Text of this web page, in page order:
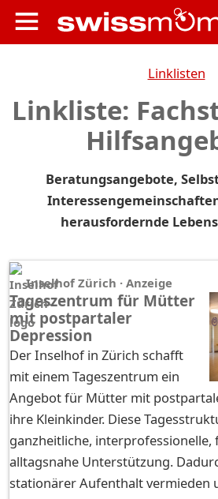
Linklisten
Linkliste:
Beratungsangebote,
herausfordernde
Inselhof Zürich · Anzeige
Tageszentrum für Mütter
mit postpartaler
Depression
Der Inselhof in Zürich schafft
mit einem Tageszentrum ein
Angebot für Mütter mit
ihre Kleinkinder. Diese
ganzheitliche, interprofessionelle,
alltagsnahe Unterstützung.
stationärer Aufenthalt vermieden